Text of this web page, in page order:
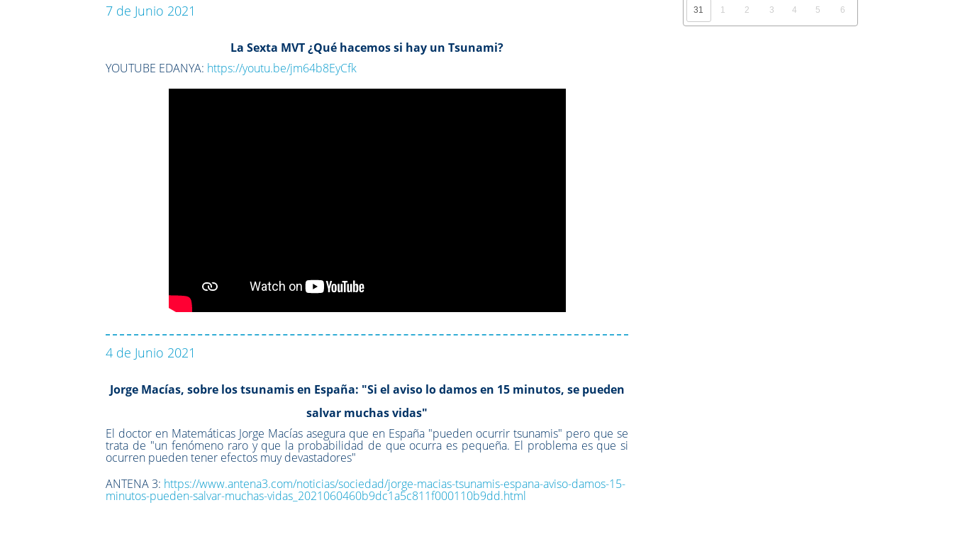
7 de Junio 2021
La Sexta MVT ¿Qué hacemos si hay un Tsunami?
YOUTUBE EDANYA: https://youtu.be/jm64b8EyCfk
4 de Junio 2021
Jorge Macías, sobre los tsunamis en España: "Si el aviso lo damos en 15 minutos, se pueden
salvar muchas vidas"
El doctor en Matemáticas Jorge Macías asegura que en España "pueden ocurrir tsunamis" pero que se
trata de "un fenómeno raro y que la probabilidad de que ocurra es pequeña. El problema es que si
ocurren pueden tener efectos muy devastadores"
ANTENA 3: https://www.antena3.com/noticias/sociedad/jorge-macias-tsunamis-espana-aviso-damos-15-
minutos-pueden-salvar-muchas-vidas_2021060460b9dc1a5c811f000110b9dd.html
31 1 2 3 4 5 6